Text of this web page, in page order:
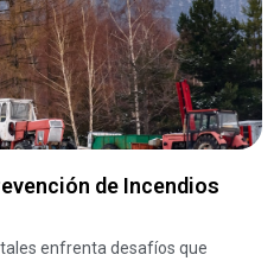
de Incendios
enfrenta desafíos que